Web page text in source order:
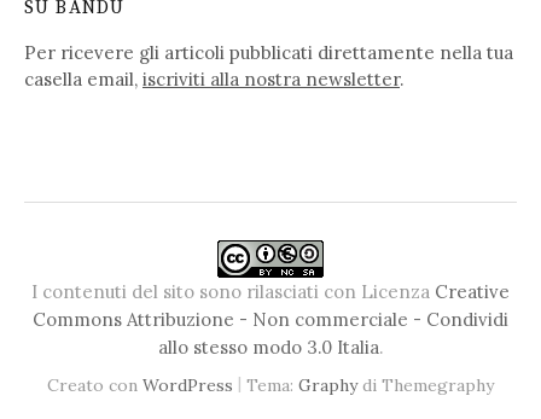
SU BANDU
Per ricevere gli articoli pubblicati direttamente nella tua
casella email, iscriviti alla nostra newsletter.
I contenuti del sito sono rilasciati con Licenza Creative
Commons Attribuzione - Non commerciale - Condividi
allo stesso modo 3.0 Italia.
Creato con WordPress | Tema: Graphydi Themegraphy